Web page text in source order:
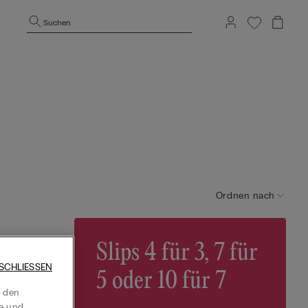
Suchen
Ordnen nach
Slips 4 für 3, 7 für
5 oder 10 für 7